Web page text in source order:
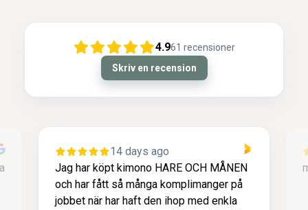
4.961 recensioner
Skriv en recension
14 days ago
kimono HARE OCH MÅNEN
så många komplimanger på
har haft den ihop med enkla
1 month
mjuk fin kul